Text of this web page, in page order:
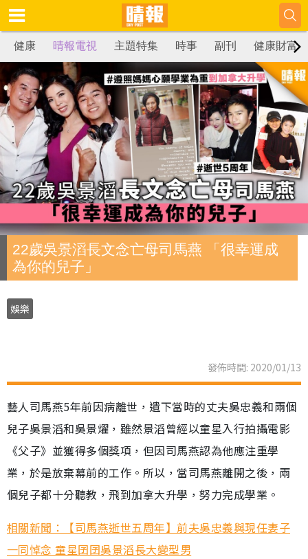
健康 晴報電視 主題特集 時事 副刊 健康財富
22歲吳景滔長文念亡母司馬燕 「很幸運成
為你的兒子」
娛樂
發佈時間: 2020/01/13
藝人司馬燕5年前因病離世，遺下當時的丈夫吳忠義和兩個
兒子吳景滔和吳景燿，雖然景滔曾經以童星入行拍攝電影
《父子》並獲得多個獎項，但因司馬燕認為他應注重學
業，於是放棄幕前的工作。所以，當司馬燕離開之後，兩
個兒子都十分聽教，飛到加拿大升學，努力完成學業。
相關新聞：【司馬燕逝世五周年】前夫吳忠義與現任妻子
一同悼念 童星囝囝吳景滔長大變型男